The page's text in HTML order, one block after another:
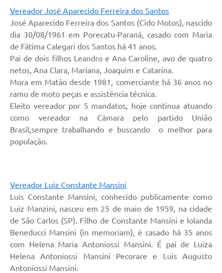
Vereador José Aparecido Ferreira dos Santos
José Aparecido Ferreira dos Santos (Cido Motos), nascido
dia 30/08/1961 em Porecatu-Paraná, casado com Maria
de Fátima Calegari dos Santos há 41 anos.
Pai de dois filhos Leandro e Ana Caroline, avo de quatro
netos, Ana Clara, Mariana, Joaquim e Catarina.
Mora em Matão desde 1981, comerciante há 36 anos no
ramo de moto peças e assistência técnica.
Eleito vereador por 5 mandatos, hoje continua atuando
como vereador na Câmara pelo partido União
Brasil,sempre trabalhando e buscando o melhor para
população.
Vereador Luiz Constante Mansini
Luis Constante Mansini, conhecido publicamente como
Luiz Manzini, nasceu em 25 de maio de 1959, na cidade
de São Carlos (SP). Filho de Constante Mansini e Iolanda
Beneducci Mansini (in memoriam), é casado há 35 anos
com Helena Maria Antoniossi Mansini. É pai de Luiza
Helena Antoniossi Mansini Pecorare e Luis Augusto
Antoniossi Mansini.